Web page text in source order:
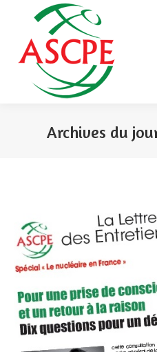
Archives du